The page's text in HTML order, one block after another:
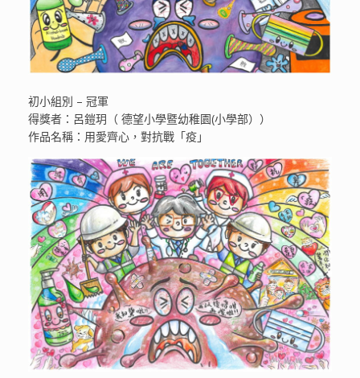
初小組別 – 冠軍
得獎者：呂鎧玥（ 德望小學暨幼稚園(小學部））
作品名稱：用愛齊心，對抗戰「疫」